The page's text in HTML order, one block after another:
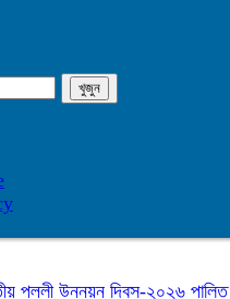
পল্লী উন্নয়ন দিবস-২০২৬ পালিত